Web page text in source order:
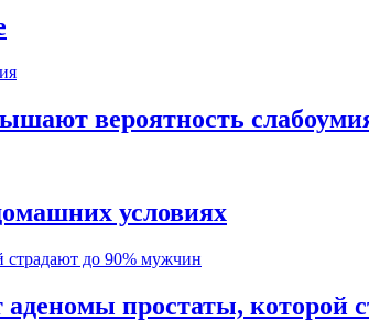
вероятность
условиях
простаты, которой